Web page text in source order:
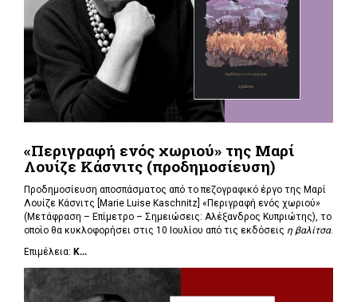
«Περιγραφή ενός χωριού» της Μαρί
Λουίζε Κάσνιτς (προδημοσίευση)
Προδημοσίευση αποσπάσματος από το πεζογραφικό έργο της Μαρί
Λουίζε Κάσνιτς [Marie Luise Kaschnitz] «Περιγραφή ενός χωριού»
(Μετάφραση – Επίμετρο – Σημειώσεις: Αλέξανδρος Κυπριώτης), το
οποίο θα κυκλοφορήσει στις 10 Ιουλίου από τις εκδόσεις η βαλίτσα.
Επιμέλεια: Κ...